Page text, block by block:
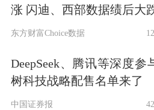
涨 闪迪、西部数据绩后大
东方财富Choice数据
DeepSeek、腾讯等深度参
树科技战略配售名单来了
中国证券报